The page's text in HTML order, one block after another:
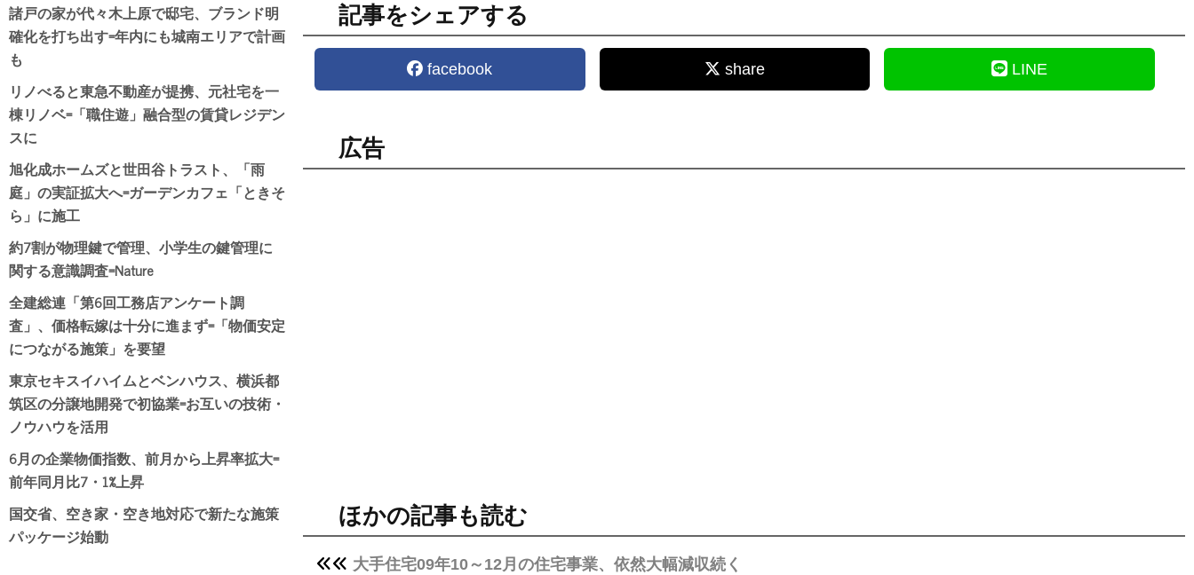
記事をシェアする
facebook share LINE
広告
ほかの記事も読む
大手住宅09年10～12月の住宅事業、依然大幅減収続く
諸戸の家が代々木上原で邸宅、ブランド明
確化を打ち出す=年内にも城南エリアで計画
も
リノべると東急不動産が提携、元社宅を一
棟リノベ=「職住遊」融合型の賃貸レジデン
スに
旭化成ホームズと世田谷トラスト、「雨
庭」の実証拡大へ=ガーデンカフェ「ときそ
ら」に施工
約7割が物理鍵で管理、小学生の鍵管理に
関する意識調査=Nature
全建総連「第6回工務店アンケート調
査」、価格転嫁は十分に進まず=「物価安定
につながる施策」を要望
東京セキスイハイムとベンハウス、横浜都
筑区の分譲地開発で初協業=お互いの技術・
ノウハウを活用
6月の企業物価指数、前月から上昇率拡大=
前年同月比7・1%上昇
国交省、空き家・空き地対応で新たな施策
パッケージ始動